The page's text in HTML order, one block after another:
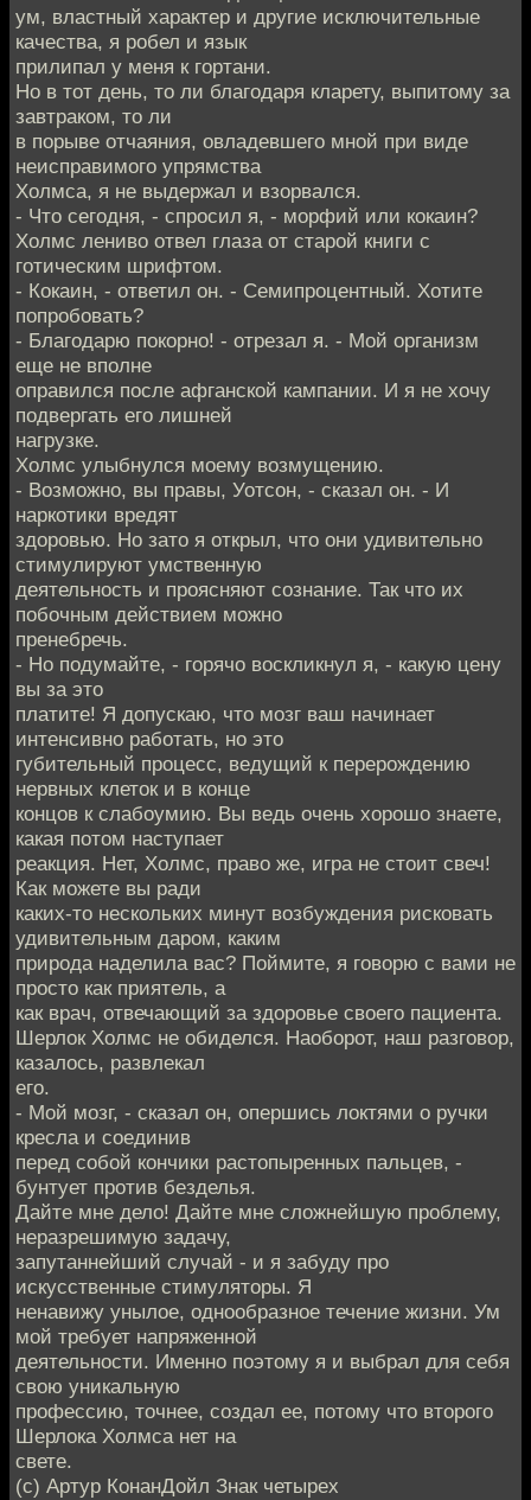
ум, властный характер и другие исключительные
качества, я робел и язык
прилипал у меня к гортани.
Но в тот день, то ли благодаря кларету, выпитому за
завтраком, то ли
в порыве отчаяния, овладевшего мной при виде
неисправимого упрямства
Холмса, я не выдержал и взорвался.
- Что сегодня, - спросил я, - морфий или кокаин?
Холмс лениво отвел глаза от старой книги с
готическим шрифтом.
- Кокаин, - ответил он. - Семипроцентный. Хотите
попробовать?
- Благодарю покорно! - отрезал я. - Мой организм
еще не вполне
оправился после афганской кампании. И я не хочу
подвергать его лишней
нагрузке.
Холмс улыбнулся моему возмущению.
- Возможно, вы правы, Уотсон, - сказал он. - И
наркотики вредят
здоровью. Но зато я открыл, что они удивительно
стимулируют умственную
деятельность и проясняют сознание. Так что их
побочным действием можно
пренебречь.
- Но подумайте, - горячо воскликнул я, - какую цену
вы за это
платите! Я допускаю, что мозг ваш начинает
интенсивно работать, но это
губительный процесс, ведущий к перерождению
нервных клеток и в конце
концов к слабоумию. Вы ведь очень хорошо знаете,
какая потом наступает
реакция. Нет, Холмс, право же, игра не стоит свеч!
Как можете вы ради
каких-то нескольких минут возбуждения рисковать
удивительным даром, каким
природа наделила вас? Поймите, я говорю с вами не
просто как приятель, а
как врач, отвечающий за здоровье своего пациента.
Шерлок Холмс не обиделся. Наоборот, наш разговор,
казалось, развлекал
его.
- Мой мозг, - сказал он, опершись локтями о ручки
кресла и соединив
перед собой кончики растопыренных пальцев, -
бунтует против безделья.
Дайте мне дело! Дайте мне сложнейшую проблему,
неразрешимую задачу,
запутаннейший случай - и я забуду про
искусственные стимуляторы. Я
ненавижу унылое, однообразное течение жизни. Ум
мой требует напряженной
деятельности. Именно поэтому я и выбрал для себя
свою уникальную
профессию, точнее, создал ее, потому что второго
Шерлока Холмса нет на
свете.
(с) Артур КонанДойл Знак четырех